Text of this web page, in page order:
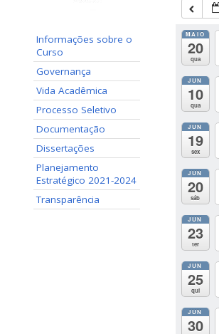
Informações sobre o
Curso
Governança
Vida Acadêmica
Processo Seletivo
Documentação
Dissertações
Planejamento
Estratégico 2021-2024
Transparência
MAIO
20
qua
JUN
10
qua
JUN
19
sex
JUN
20
sáb
JUN
23
ter
JUN
25
qui
JUN
30